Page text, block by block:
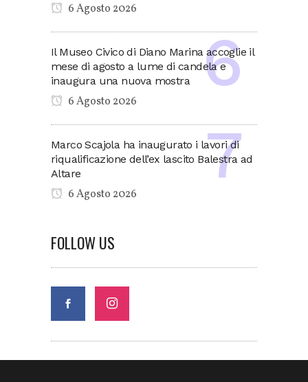
6 Agosto 2026
Il Museo Civico di Diano Marina accoglie il
mese di agosto a lume di candela e
inaugura una nuova mostra
6 Agosto 2026
Marco Scajola ha inaugurato i lavori di
riqualificazione dell’ex lascito Balestra ad
Altare
6 Agosto 2026
FOLLOW US